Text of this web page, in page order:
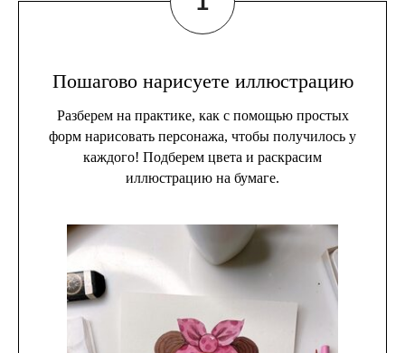
Пошагово нарисуете иллюстрацию
Разберем на практике, как с помощью простых
форм нарисовать персонажа, чтобы получилось у
каждого! Подберем цвета и раскрасим
иллюстрацию на бумаге.